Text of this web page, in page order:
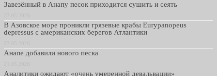
Завезённый в Анапу песок приходится сушить и сеять
В Азовское море проникли грязевые крабы Eurypanopeus
depressus с американских берегов Атлантики
Анапе добавили нового песка
Аналитики ожидают «очень умеренной девальвации»